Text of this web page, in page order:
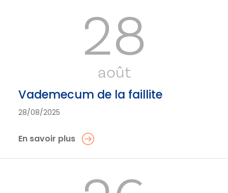
28
août
Vademecum de la faillite
28/08/2025
En savoir plus